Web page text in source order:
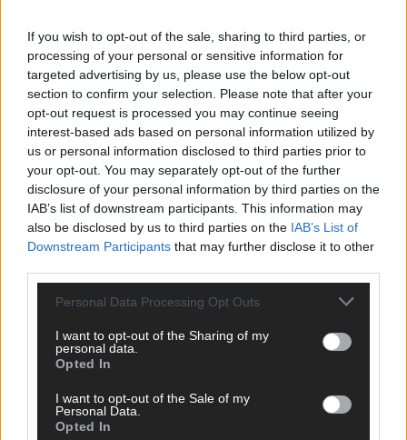
If you wish to opt-out of the sale, sharing to third parties, or
processing of your personal or sensitive information for
targeted advertising by us, please use the below opt-out
section to confirm your selection. Please note that after your
opt-out request is processed you may continue seeing
interest-based ads based on personal information utilized by
us or personal information disclosed to third parties prior to
your opt-out. You may separately opt-out of the further
disclosure of your personal information by third parties on the
IAB’s list of downstream participants. This information may
also be disclosed by us to third parties on the IAB’s List of
Downstream Participants that may further disclose it to other
Personal Data Processing Opt Outs
I want to opt-out of the Sharing of my
personal data.
Opted In
I want to opt-out of the Sale of my
Personal Data.
Opted In
SCHNELL ZUM RESSORT
Wirtschaft